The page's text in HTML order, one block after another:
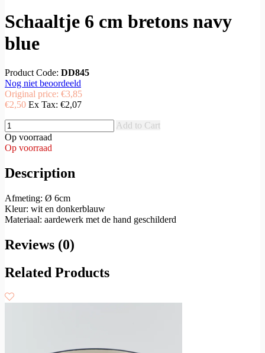
Schaaltje 6 cm bretons navy
blue
Product Code: DD845
Nog niet beoordeeld
Original price: €3,85
€2,50 Ex Tax: €2,07
Add to Cart
Op voorraad
Op voorraad
Description
Afmeting: Ø 6cm
Kleur: wit en donkerblauw
Materiaal: aardewerk met de hand geschilderd
Reviews (0)
Related Products